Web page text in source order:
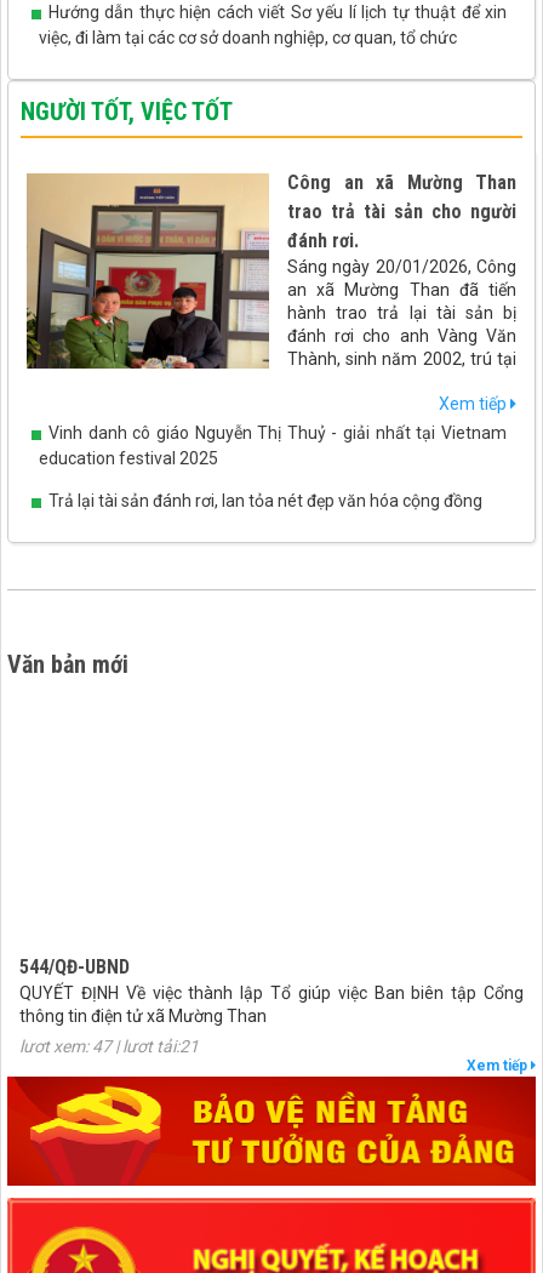
chuyển đổi số đến gần hơn với người dân.
Hướng dẫn thực hiện cách viết Sơ yếu lí lịch tự thuật để xin
việc, đi làm tại các cơ sở doanh nghiệp, cơ quan, tổ chức
NGƯỜI TỐT, VIỆC TỐT
Công an xã Mường Than
trao trả tài sản cho người
đánh rơi.
Sáng ngày 20/01/2026, Công
an xã Mường Than đã tiến
hành trao trả lại tài sản bị
đánh rơi cho anh Vàng Văn
Thành, sinh năm 2002, trú tại
Xem tiếp
Vinh danh cô giáo Nguyễn Thị Thuỷ - giải nhất tại Vietnam
education festival 2025
Trả lại tài sản đánh rơi, lan tỏa nét đẹp văn hóa cộng đồng
Văn bản mới
QUYẾT ĐỊNH Về việc thành lập Tổ giúp việc Ban biên tập Cổng
thông tin điện tử xã Mường Than
lượt xem: 47 | lượt tải:21
QUYẾT ĐỊNH Kiện toàn Ban biên tập Cổng thông tin điện tử xã
Mường Than
lượt xem: 49 | lượt tải:29
27/NQ-HĐND
của tỉnh Lai Châu năm 2025
lượt xem: 89 | lượt tải:54
Xem tiếp